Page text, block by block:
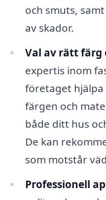
och smuts,
av skador.
Val av rätt färg
expertis inom
företaget hjälpa
färgen och
både ditt hus
De kan
som motstår
Professionell